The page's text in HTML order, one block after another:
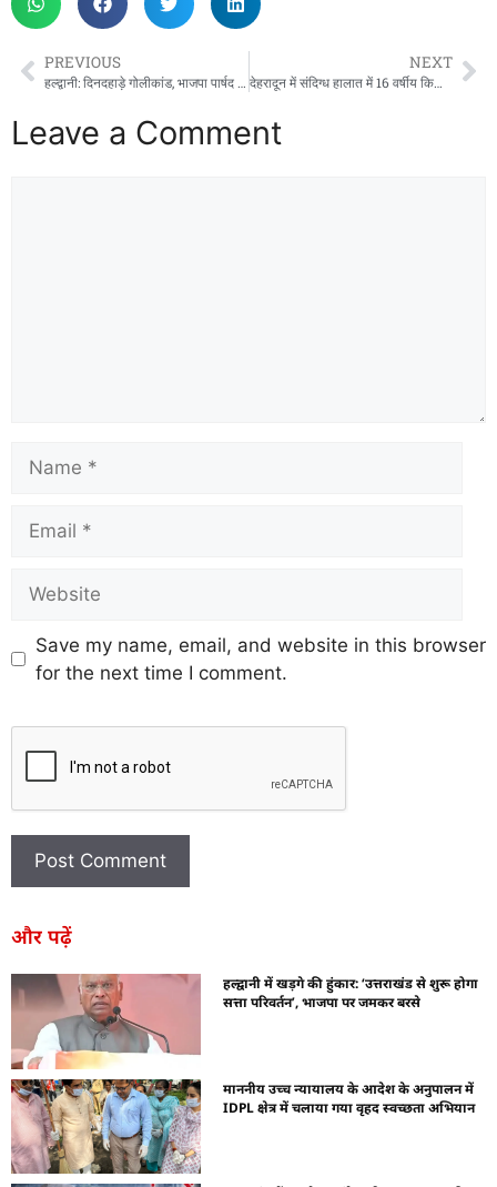
PREVIOUS
हल्द्वानी: दिनदहाड़े गोलीकांड, भाजपा पार्षद अमित बिष्ट ने युवक को मारी गोली, मौत
NEXT
देहरादून में संदिग्ध हालात में 16 वर्षीय किशोर की मौत, सुबह चाय पीकर सोने के बाद नहीं उठा
Leave a Comment
Save my name, email, and website in this browser
for the next time I comment.
और पढ़ें
हल्द्वानी में खड़गे की हुंकार: ‘उत्तराखंड से शुरू होगा
सत्ता परिवर्तन’, भाजपा पर जमकर बरसे
माननीय उच्च न्यायालय के आदेश के अनुपालन में
IDPL क्षेत्र में चलाया गया वृहद स्वच्छता अभियान